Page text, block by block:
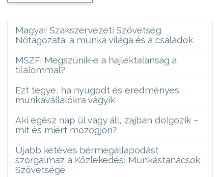
Magyar Szakszervezeti Szövetség
Nőtagozata: a munka világa és a családok
MSZF: Megszűnik-e a hajléktalanság a
tilalommal?
Ezt tegye, ha nyugodt és eredményes
munkavállalókra vágyik
Aki egész nap ül vagy áll, zajban dolgozik –
mit és miért mozogjon?
Újabb kétéves bérmegállapodást
szorgalmaz a Közlekedési Munkástanácsok
Szövetsége